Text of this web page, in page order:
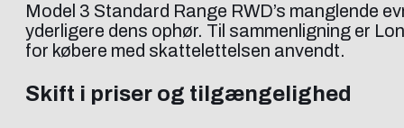
Model 3 Standard Range RWD’s manglende
yderligere dens ophør. Til sammenligning er
for købere med skattelettelsen anvendt.
Skift i priser og tilgængelighed